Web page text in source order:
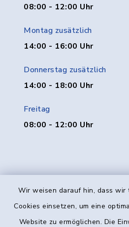
Wir weisen darauf hin, dass wir
Cookies einsetzen, um eine
Website zu ermöglichen. Die
08:00 - 12:00 Uhr
Montag zusätzlich
14:00 - 16:00 Uhr
Donnerstag zusätzlich
14:00 - 18:00 Uhr
Freitag
08:00 - 12:00 Uhr
Kontakt